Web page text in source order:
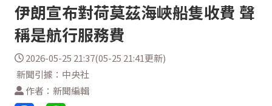
伊朗宣布對荷莫茲海峽船隻收費 聲
稱是航行服務費
2026-05-25 21:37(05-25 21:41更新)
新聞引據：中央社
作者：新聞編輯